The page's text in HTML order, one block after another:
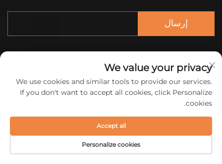
إرسال
We value your privacy
We use cookies and similar tools to provide our services.
If you don't want to accept all cookies, click Personalize
cookies.
Personalize cookies
Accept all